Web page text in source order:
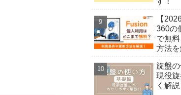
【
360の
で無
方法を
旋盤
現役
く解説